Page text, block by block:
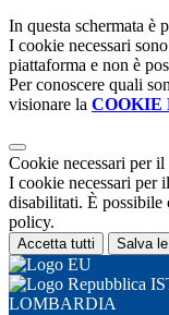
In questa schermata è
I cookie necessari
piattaforma e non è
Per conoscere quali
visionare la COOKIE
Cookie necessari per
I cookie necessari per
disabilitati. È possibile
policy.
Accetta tutti Salva
LOMBARDIA